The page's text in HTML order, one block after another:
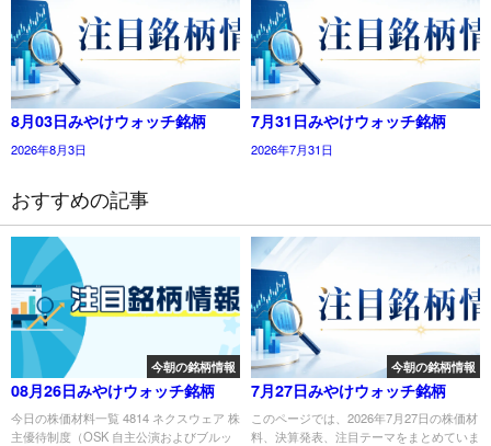
8月03日みやけウォッチ銘柄
2026年8月3日
7月31日みやけウォッチ銘柄
2026年7月31日
おすすめの記事
今朝の銘柄情報
08月26日みやけウォッチ銘柄
今日の株価材料一覧 4814 ネクスウェア 株
主優待制度（OSK 自主公演およびブルッ
今朝の銘柄情報
7月27日みやけウォッチ銘柄
このページでは、2026年7月27日の株価材
料、決算発表、注目テーマをまとめていま